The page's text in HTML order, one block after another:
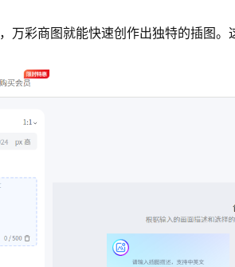
万彩商图就能快速创作出独特的插图